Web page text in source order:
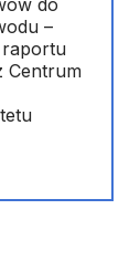
do
–
raportu
Centrum